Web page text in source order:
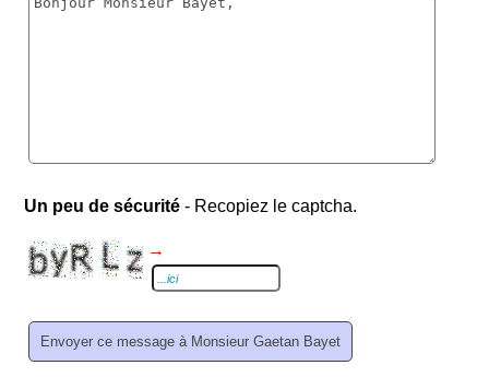
Un peu de sécurité - Recopiez le captcha.
→